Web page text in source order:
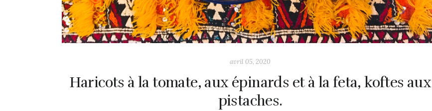
avril 05, 2020
Haricots à la tomate, aux épinards et à la feta, koftes aux
pistaches.